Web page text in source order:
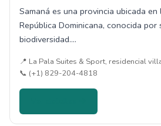
Samaná es una provincia ubicada
República Dominicana, conocida
biodiversidad.…
📍 La Pala Suites & Sport, residencial
📞 (+1) 829-204-4818